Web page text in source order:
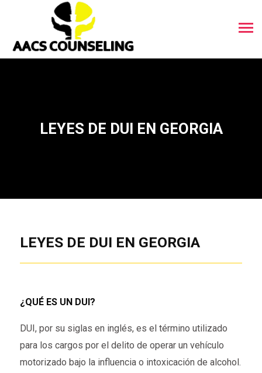
LEYES DE DUI EN GEORGIA
LEYES DE DUI EN GEORGIA
¿QUÉ ES UN DUI?
DUI, por su siglas en inglés, es el término utilizado
para los cargos por el delito de operar un vehículo
motorizado bajo la influencia o intoxicación de alcohol.